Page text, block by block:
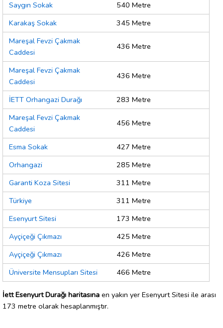
Saygın Sokak
540 Metre
Karakaş Sokak
345 Metre
Mareşal Fevzi Çakmak
Caddesi
436 Metre
Mareşal Fevzi Çakmak
Caddesi
436 Metre
İETT Orhangazi Durağı
283 Metre
Mareşal Fevzi Çakmak
Caddesi
456 Metre
Esma Sokak
427 Metre
Orhangazi
285 Metre
Garanti Koza Sitesi
311 Metre
Türkiye
311 Metre
Esenyurt Sitesi
173 Metre
Ayçiçeği Çıkmazı
425 Metre
Ayçiçeği Çıkmazı
426 Metre
Üniversite Mensupları Sitesi
466 Metre
İett Esenyurt Durağı haritasına en yakın yer Esenyurt Sitesi ile arası
173 metre olarak hesaplanmıştır.